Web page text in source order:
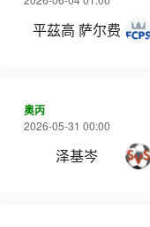
平茲高 萨尔费尔登
奥丙
2026-05-31 00:00
泽基岑